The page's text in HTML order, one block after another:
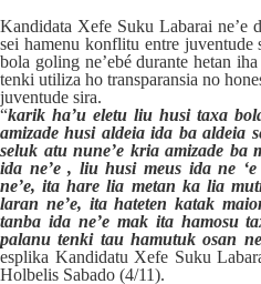
Kandidata Xefe Suku Labarai ne’e
sei hamenu konflitu entre juventude
bola goling ne’ebé durante hetan
tenki utiliza ho transparansia no
juventude sira.
“karik ha’u eletu liu husi taxa
amizade husi aldeia ida ba aldeia
seluk atu nune’e kria amizade ba
ida ne’e, liu husi meus ida ne ‘e
ne’e, ita hare lia metan ka lia
laran ne’e, ita hateten katak
tanba ida ne’emak ita hamosu ta
palanu tenki tau hamutuk osan
esplika Kandidatu Xefe Suku
Holbelis Sabado (4/11).